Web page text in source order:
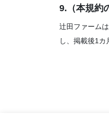
9.（本規約
辻田ファーム
し、掲載後1カ